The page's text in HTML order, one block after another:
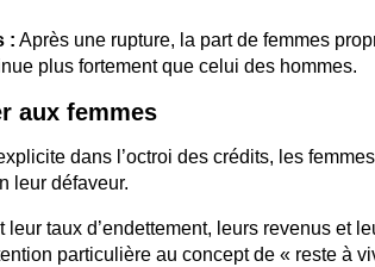
: Après une rupture, la part de femmes
plus fortement que celui des hommes.
aux femmes
dans l’octroi des crédits, les
leur défaveur.
taux d’endettement, leurs revenus et
particulière au concept de « reste à